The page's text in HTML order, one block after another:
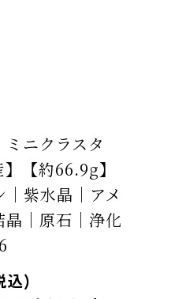
ニクラスタ
【約66.9g】
紫水晶｜アメ
晶｜原石｜浄化
込)